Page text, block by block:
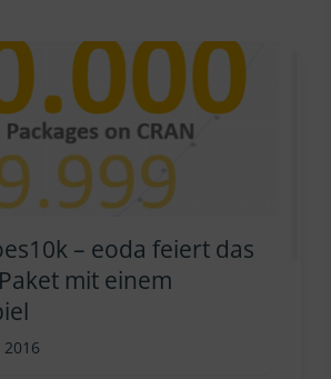
– eoda feiert das
mit einem